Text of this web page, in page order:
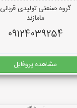
گروه صنعتی تولیدی قربانی
مامازند
09124039254
مشاهده پروفایل